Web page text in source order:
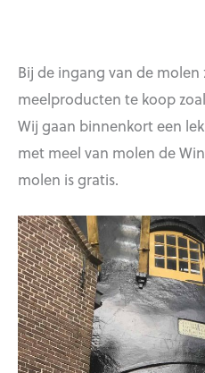
Bij de ingang van de molen
meelproducten te koop
Wij gaan binnenkort een
met meel van molen de
molen is gratis.